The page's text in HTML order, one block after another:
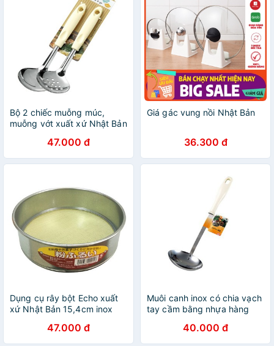
Bộ 2 chiếc muỗng múc,
muỗng vớt xuất xứ Nhật Bản
47.000 đ
Giá gác vung nồi Nhật Bản
36.300 đ
Dụng cụ rây bột Echo xuất
xứ Nhật Bản 15,4cm inox
47.000 đ
Muôi canh inox có chia vạch
tay cầm bằng nhựa hàng
40.000 đ